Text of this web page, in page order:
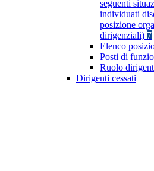
seguenti
individuati
posizione
dirigenziali) 7
Elenco
Posti di
Ruolo
Dirigenti cessati